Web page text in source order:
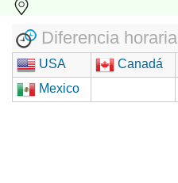
Diferencia horaria
USA Canadá
Mexico